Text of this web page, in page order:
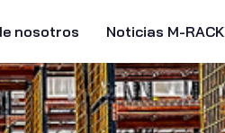
nosotros Noticias M-RACK